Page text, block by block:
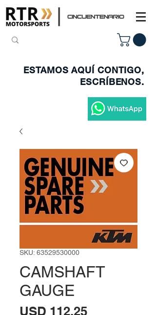
ESTAMOS AQUÍ CONTIGO,
ESCRÍBENOS.
SKU: 63529530000
CAMSHAFT
GAUGE
USD 112.25Precio